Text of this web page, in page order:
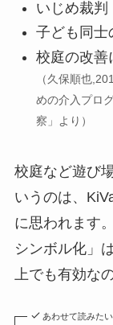
いじめ裁判
子ども同士
校庭の改善
（久保順也
めの介入プロ
察」より）
校庭など遊び
いうのは、
に思われます
シンボル化」
上でも有効な
あわせて読みたい